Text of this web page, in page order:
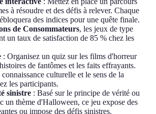
à résoudre et des défis à relever. Chaque
des indices pour une quête finale.
de Consommateurs, les jeux de type
un taux de satisfaction de 85 % chez les
: Organisez un quiz sur les films d'horreur
de fantômes et les faits effrayants.
culturelle et le sens de la
les participants.
sinistre : Basé sur le principe de vérité ou
un thème d'Halloween, ce jeu expose des
ou impose des défis sinistres.